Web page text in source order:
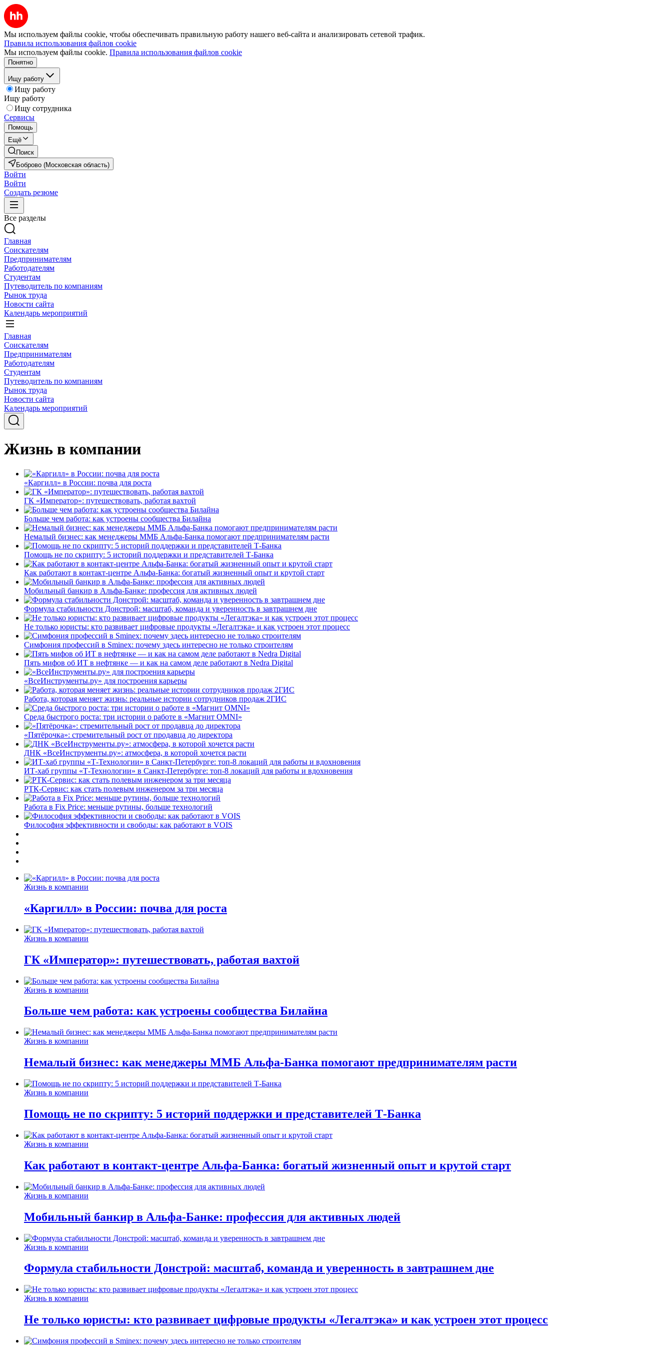
Мы используем файлы cookie, чтобы обеспечивать правильную работу нашего веб-сайта и анализировать сетевой трафик.
Правила использования файлов cookie
Мы используем файлы cookie. Правила использования файлов cookie
Понятно
Ищу работу
Ищу работу
Ищу работу
Ищу сотрудника
Сервисы
Помощь
Ещё
Поиск
Боброво (Московская область)
Войти
Войти
Создать резюме
Все разделы
Главная
Соискателям
Предпринимателям
Работодателям
Студентам
Путеводитель по компаниям
Рынок труда
Новости сайта
Календарь мероприятий
Главная
Соискателям
Предпринимателям
Работодателям
Студентам
Путеводитель по компаниям
Рынок труда
Новости сайта
Календарь мероприятий
Жизнь в компании
«Каргилл» в России: почва для роста
ГК «Император»: путешествовать, работая вахтой
Больше чем работа: как устроены сообщества Билайна
Немалый бизнес: как менеджеры ММБ Альфа-Банка помогают предпринимателям расти
Помощь не по скрипту: 5 историй поддержки и представителей Т-Банка
Как работают в контакт-центре Альфа-Банка: богатый жизненный опыт и крутой старт
Мобильный банкир в Альфа-Банке: профессия для активных людей
Формула стабильности Донстрой: масштаб, команда и уверенность в завтрашнем дне
Не только юристы: кто развивает цифровые продукты «Легалтэка» и как устроен этот процесс
Симфония профессий в Sminex: почему здесь интересно не только строителям
Пять мифов об ИТ в нефтянке — и как на самом деле работают в Nedra Digital
«ВсеИнструменты.ру» для построения карьеры
Работа, которая меняет жизнь: реальные истории сотрудников продаж 2ГИС
Среда быстрого роста: три истории о работе в «Магнит OMNI»
«Пятёрочка»: стремительный рост от продавца до директора
ДНК «ВсеИнструменты.ру»: атмосфера, в которой хочется расти
ИТ-хаб группы «Т-Технологии» в Санкт-Петербурге: топ-8 локаций для работы и вдохновения
РТК-Сервис: как стать полевым инженером за три месяца
Работа в Fix Price: меньше рутины, больше технологий
Философия эффективности и свободы: как работают в VOIS
Жизнь в компании
«Каргилл» в России: почва для роста
Жизнь в компании
ГК «Император»: путешествовать, работая вахтой
Жизнь в компании
Больше чем работа: как устроены сообщества Билайна
Жизнь в компании
Немалый бизнес: как менеджеры ММБ Альфа-Банка помогают предпринимателям расти
Жизнь в компании
Помощь не по скрипту: 5 историй поддержки и представителей Т-Банка
Жизнь в компании
Как работают в контакт-центре Альфа-Банка: богатый жизненный опыт и крутой старт
Жизнь в компании
Мобильный банкир в Альфа-Банке: профессия для активных людей
Жизнь в компании
Формула стабильности Донстрой: масштаб, команда и уверенность в завтрашнем дне
Жизнь в компании
Не только юристы: кто развивает цифровые продукты «Легалтэка» и как устроен этот процесс